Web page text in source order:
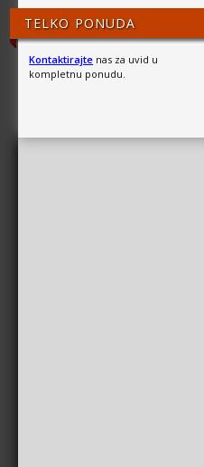
TELKO PONUDA
Kontaktirajte nas za uvid u
kompletnu ponudu.